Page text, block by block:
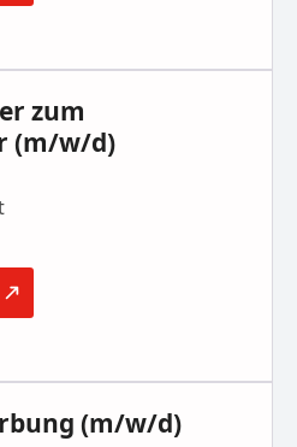
zum
(m/w/d)
(m/w/d)